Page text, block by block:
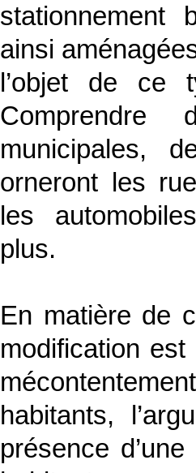
stationnement
ainsi
l’objet de ce
Comprendre
municipales,
orneront les
les
plus.
En matière de
modification
habitants,
présence